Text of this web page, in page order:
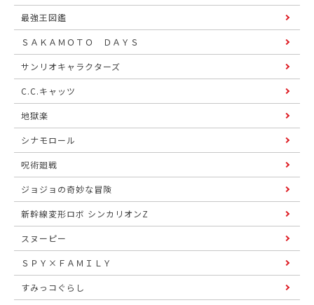
最強王図鑑
ＳＡＫＡＭＯＴＯ ＤＡＹＳ
サンリオキャラクターズ
C.C.キャッツ
地獄楽
シナモロール
呪術廻戦
ジョジョの奇妙な冒険
新幹線変形ロボ シンカリオンZ
スヌーピー
ＳＰＹ×ＦＡＭＩＬＹ
すみっコぐらし